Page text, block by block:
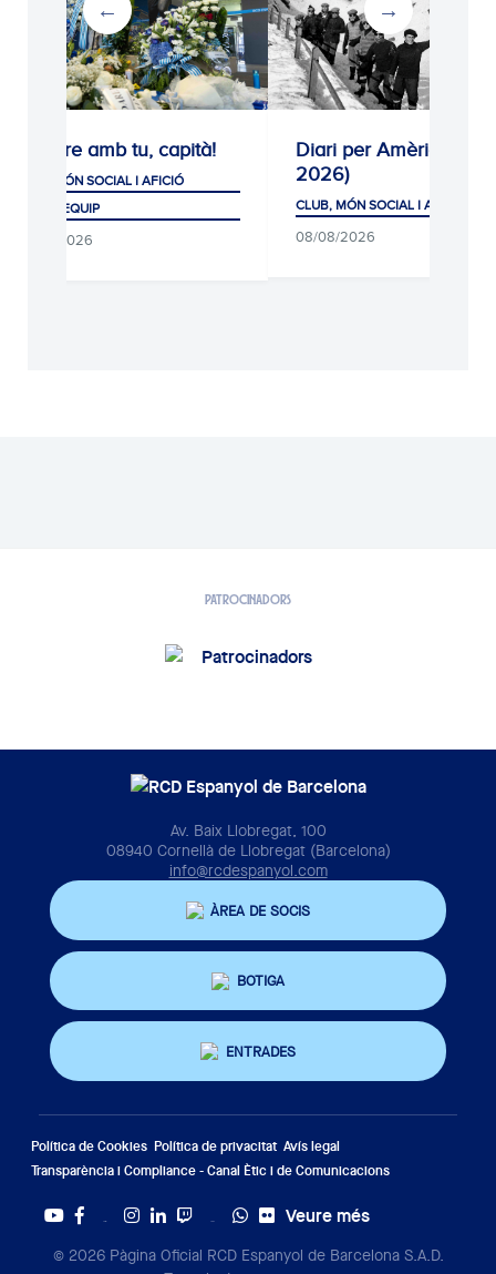
Sempre amb tu, capità!
CLUB, MÓN SOCIAL I AFICIÓ
PRIMER EQUIP
08/08/2026
Diari per Amèrica
2026)
CLUB, MÓN SOCIAL I AFICIÓ
08/08/2026
PATROCINADORS
Av. Baix Llobregat, 100
08940 Cornellà de Llobregat (Barcelona)
info@rcdespanyol.com
ÀREA DE SOCIS
BOTIGA
ENTRADES
Política de Cookies Política de privacitat Avís legal
Transparència i Compliance - Canal Ètic i de Comunicacions
Veure més
© 2026 Pàgina Oficial RCD Espanyol de Barcelona S.A.D.